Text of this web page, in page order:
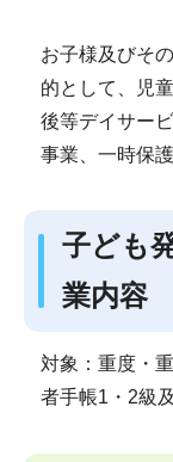
お子様及びそ
的として、児
後等デイサー
事業、一時保
子ども
業内容
対象：重度・
者手帳1・2級